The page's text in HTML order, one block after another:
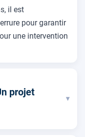
il est
pour garantir
une intervention
projet
▾